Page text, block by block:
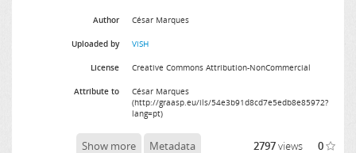
Author César Marques
Uploaded by ViSH
License Creative Commons Attribution-NonCommercial
Attribute to
César Marques
(http://graasp.eu/ils/54e3b91d8cd7e5edb8e85972?
lang=pt)
Show more Metadata 2797views 0